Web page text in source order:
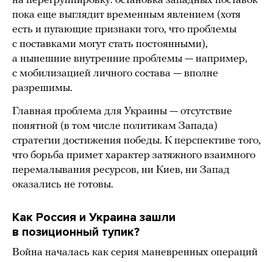
пока еще выглядит временным явлением (хотя
есть и пугающие признаки того, что проблемы
с поставками могут стать постоянными),
а нынешние внутренние проблемы — например,
с мобилизацией личного состава — вполне
разрешимы.
Главная проблема для Украины — отсутствие
понятной (в том числе политикам Запада)
стратегии достижения победы. К перспективе того,
что борьба примет характер затяжного взаимного
перемалывания ресурсов, ни Киев, ни Запад
оказались не готовы.
Как Россия и Украина зашли
в позиционный тупик?
Война началась как серия маневренных операций